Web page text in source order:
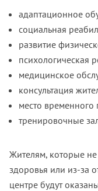
адаптационное
социальная
развитие
психологическая
медицинское
консультация
место
тренировочные
Жителям, которые не
здоровья или из-за
центре будут